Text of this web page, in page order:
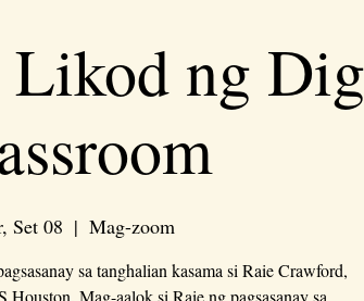
Likod ng
Set 08
  |
Mag-zoom
sa tanghalian kasama si Raie Crawford,
Houston. Mag-aalok si Raie ng pagsasanay sa